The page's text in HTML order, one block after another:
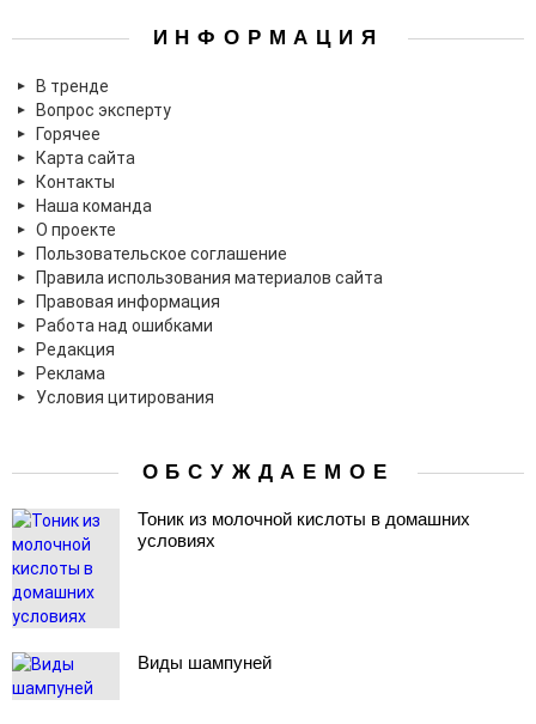
ИНФОРМАЦИЯ
В тренде
Вопрос эксперту
Горячее
Карта сайта
Контакты
Наша команда
О проекте
Пользовательское соглашение
Правила использования материалов сайта
Правовая информация
Работа над ошибками
Редакция
Реклама
Условия цитирования
ОБСУЖДАЕМОЕ
Тоник из молочной кислоты в домашних
условиях
Виды шампуней